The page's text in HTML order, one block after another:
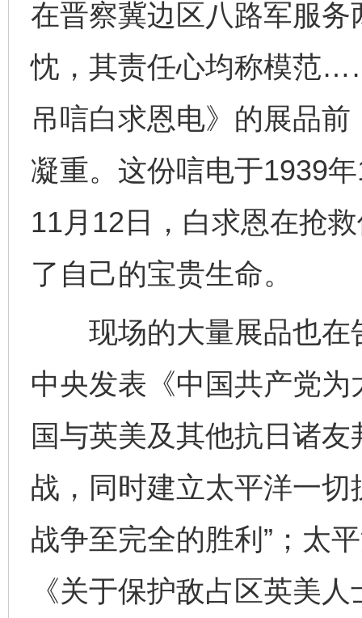
在晋察冀边区八路军服
忱，其责任心均称模范
吊唁白求恩电》的展品
凝重。这份唁电于1939
11月12日，白求恩在抢
了自己的宝贵生命。
现场的大量展品也在
中央发表《中国共产党
国与英美及其他抗日诸
战，同时建立太平洋一
战争至完全的胜利”；太
《关于保护敌占区英美